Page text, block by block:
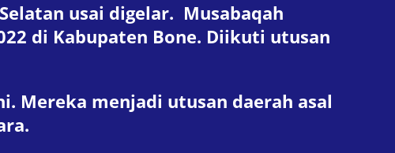
usai digelar. Musabaqah
di Kabupaten Bone. Diikuti utusan
Mereka menjadi utusan daerah asal